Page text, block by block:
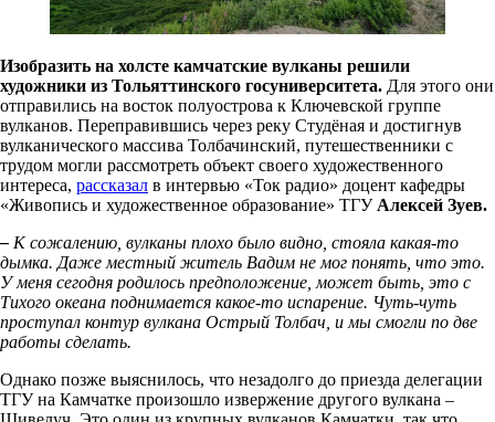
Изобразить на холсте камчатские вулканы решили
художники из Тольяттинского госуниверситета. Для этого они
отправились на восток полуострова к Ключевской группе
вулканов. Переправившись через реку Студёная и достигнув
вулканического массива Толбачинский, путешественники с
трудом могли рассмотреть объект своего художественного
интереса, рассказал в интервью «Ток радио» доцент кафедры
«Живопись и художественное образование» ТГУ Алексей Зуев.
– К сожалению, вулканы плохо было видно, стояла какая-то
дымка. Даже местный житель Вадим не мог понять, что это.
У меня сегодня родилось предположение, может быть, это с
Тихого океана поднимается какое-то испарение. Чуть-чуть
проступал контур вулкана Острый Толбач, и мы смогли по две
работы сделать.
Однако позже выяснилось, что незадолго до приезда делегации
ТГУ на Камчатке произошло извержение другого вулкана –